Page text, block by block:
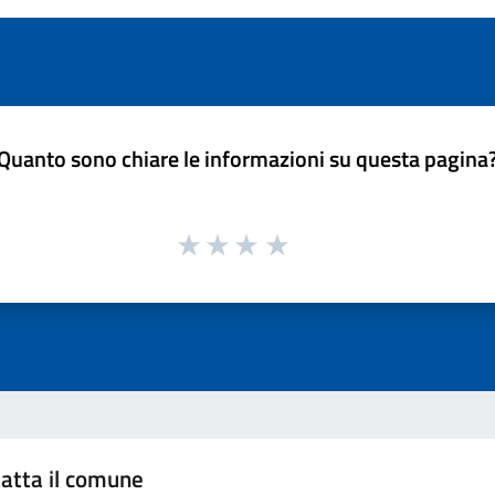
sono chiare le informazioni su questa
il comune